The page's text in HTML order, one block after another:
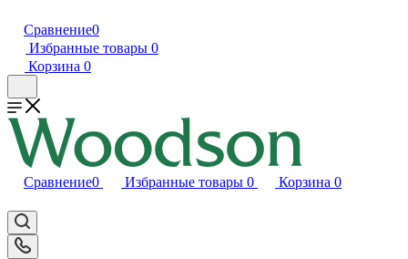
Сравнение0
Избранные товары 0
Корзина 0
Сравнение0 Избранные товары 0 Корзина 0